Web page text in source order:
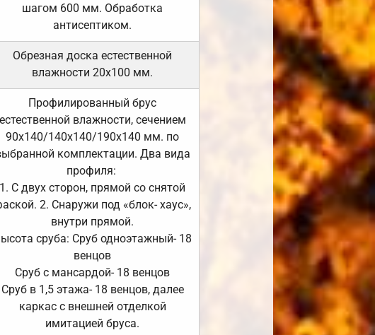
шагом 600 мм. Обработка
антисептиком.
Обрезная доска естественной
влажности 20х100 мм.
Профилированный брус
естественной влажности, сечением
90х140/140х140/190х140 мм. по
комплектации. Два вида
профиля:
1. С двух сторон, прямой со снятой
2. Снаружи под «блок- хаус»,
внутри прямой.
сруба: Сруб одноэтажный- 18
венцов
Сруб с мансардой- 18 венцов
Сруб в 1,5 этажа- 18 венцов, далее
каркас с внешней отделкой
имитацией бруса.